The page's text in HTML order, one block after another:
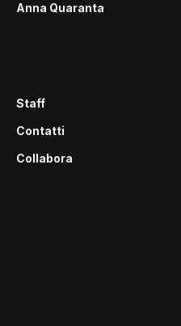
Anna Quaranta
Staff
Contatti
Collabora